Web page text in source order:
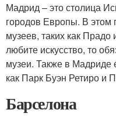
Мадрид – это столица
городов Европы. В этом
музеев, таких как
любите искусство, то
музеи. Также в Мадриде
как Парк Буэн Ретиро и
Барселона